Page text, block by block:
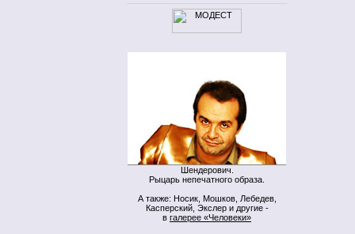
Шендерович.
Рыцарь непечатного образа.
А также: Носик, Мошков, Лебедев,
Касперский, Экслер и другие -
в галерее «Человеки»